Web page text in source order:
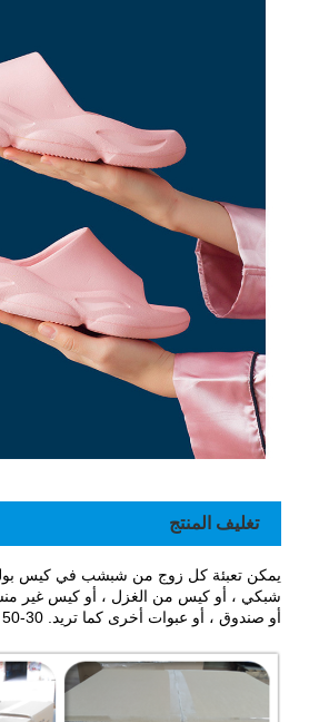
تغليف المنتج
يمكن تعبئة كل زوج من شبشب في كيس
شبكي ، أو كيس من الغزل ، أو كيس غير
أو صندوق ، أو عبوات أخرى كما تريد. 30-50 زوجا في كرتون.